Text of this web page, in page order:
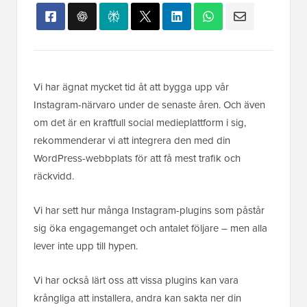
Vi har ägnat mycket tid åt att bygga upp vår
Instagram-närvaro under de senaste åren. Och även
om det är en kraftfull social medieplattform i sig,
rekommenderar vi att integrera den med din
WordPress-webbplats för att få mest trafik och
räckvidd.
Vi har sett hur många Instagram-plugins som påstår
sig öka engagemanget och antalet följare – men alla
lever inte upp till hypen.
Vi har också lärt oss att vissa plugins kan vara
krångliga att installera, andra kan sakta ner din